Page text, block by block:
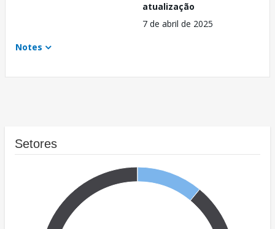
atualização
7 de abril de 2025
Notes
Setores